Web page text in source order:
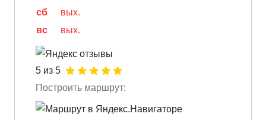
сб
вых.
вс
вых.
5 из 5
Построить маршрут: